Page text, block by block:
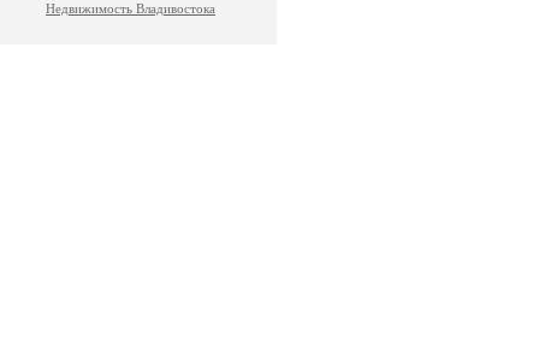
Недвижимость Владивостока